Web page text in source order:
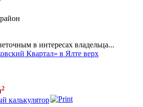
в интересах владельца...
2
калькулятор